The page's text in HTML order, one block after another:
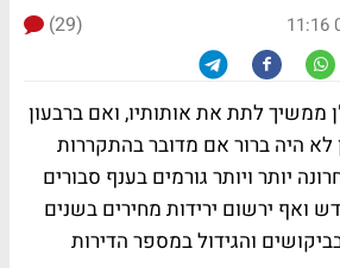
(29)
ממשיך לתת את אותותיו, ואם ברבעון
היה ברור אם מדובר בהתקררות
יותר ויותר גורמים בענף סבורים
ואף ירשום ירידות מחירים בשנים
והגידול במספר הדירות